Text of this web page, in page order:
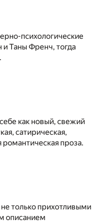
психологические
и Таны Френч, тогда
как новый, свежий
сатирическая,
проза.­
только прихотливыми
описанием